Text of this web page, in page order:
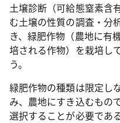
土壌診断（可給態窒素含
む土壌の性質の調査・分
き、緑肥作物（農地に有
培される作物）を栽培し
う。
緑肥作物の種類は限定し
み、農地にすき込むもの
選択することが必要である